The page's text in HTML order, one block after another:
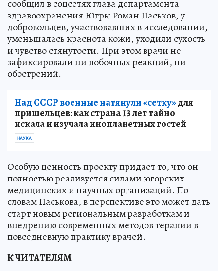
сообщил в соцсетях глава департамента
здравоохранения Югры Роман Паськов, у
добровольцев, участвовавших в исследовании,
уменьшалась краснота кожи, уходили сухость
и чувство стянутости. При этом врачи не
зафиксировали ни побочных реакций, ни
обострений.
Над СССР военные натянули «сетку»для
пришельцев: как страна 13 лет тайно
искала и изучала инопланетных гостей
НАУКА
Особую ценность проекту придает то, что он
полностью реализуется силами югорских
медицинских и научных организаций. По
словам Паськова, в перспективе это может дать
старт новым региональным разработкам и
внедрению современных методов терапии в
повседневную практику врачей.
К ЧИТАТЕЛЯМ